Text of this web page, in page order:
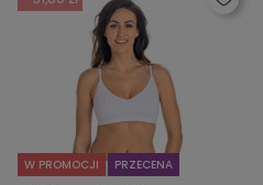
W PROMOCJI PRZECENA